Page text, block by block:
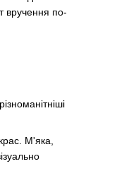
вручення по-
М'яка,